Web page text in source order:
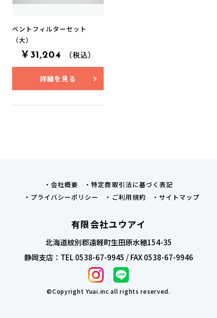
ベントフィルターセット
（大）
￥31,204 （税込）
詳細を見る
会社概要
特定商取引法に基づく表記
プライバシーポリシー
ご利用規約 サイトマップ
有限会社ユウアイ
北海道紋別郡遠軽町生田原水穂154-35
静岡支店：TEL 0538-67-9945 / FAX 0538-67-9946
©Copyright Yuai.inc all rights reserved.